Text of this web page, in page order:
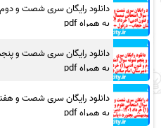
دانلود رایگان سری شصت و
به همراه pdf
دانلود رایگان سری شصت و
به همراه pdf
دانلود رایگان سری شصت و
به همراه pdf